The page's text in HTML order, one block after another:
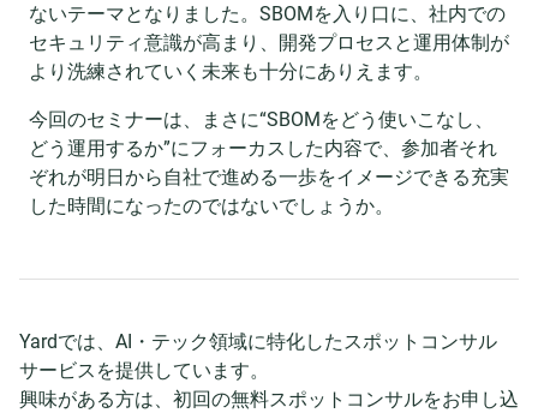
ないテーマとなりました。SBOMを入り口に、社内での
セキュリティ意識が高まり、開発プロセスと運用体制が
より洗練されていく未来も十分にありえます。
今回のセミナーは、まさに“SBOMをどう使いこなし、
どう運用するか”にフォーカスした内容で、参加者それ
ぞれが明日から自社で進める一歩をイメージできる充実
した時間になったのではないでしょうか。
Yardでは、AI・テック領域に特化したスポットコンサル
サービスを提供しています。
興味がある方は、初回の無料スポットコンサルをお申し込